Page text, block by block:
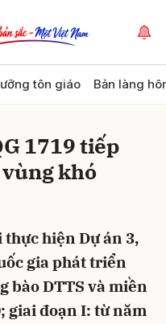
tôn giáo Bản làng
1719 tiếp
khó
hiện Dự án 3,
gia phát triển
bào DTTS và miền
giai đoạn I: từ năm
Hủy Gửi